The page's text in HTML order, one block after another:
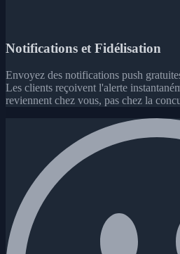
Notifications et Fidélisation
Envoyez des notifications push
Les clients reçoivent l'alerte
reviennent chez vous, pas chez la